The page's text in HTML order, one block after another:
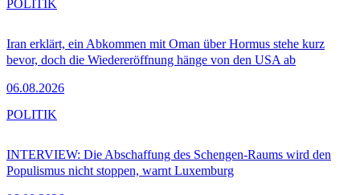
Iran erklärt, ein Abkommen mit Oman über Hormus stehe kurz
bevor, doch die Wiedereröffnung hänge von den USA ab
06.08.2026
POLITIK
INTERVIEW: Die Abschaffung des Schengen-Raums wird den
Populismus nicht stoppen, warnt Luxemburg
POLITIK